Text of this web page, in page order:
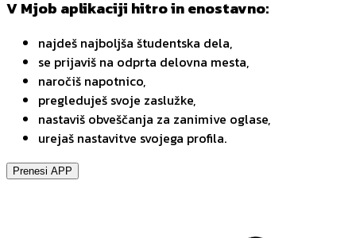
V Mjob aplikaciji hitro in enostavno:
najdeš najboljša študentska dela,
se prijaviš na odprta delovna mesta,
naročiš napotnico,
pregleduješ svoje zaslužke,
nastaviš obveščanja za zanimive oglase,
urejaš nastavitve svojega profila.
Prenesi APP